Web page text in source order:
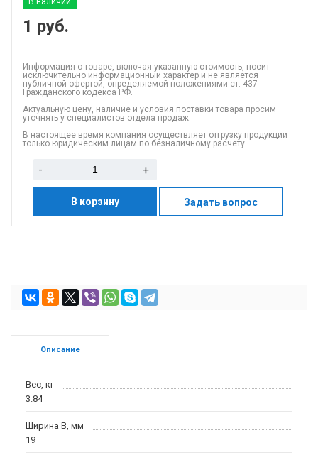
1 руб.
Информация о товаре, включая указанную стоимость, носит
исключительно информационный характер и не является
публичной офертой, определяемой положениями ст. 437
Гражданского кодекса РФ.
Актуальную цену, наличие и условия поставки товара просим
уточнять у специалистов отдела продаж.
В настоящее время компания осуществляет отгрузку продукции
только юридическим лицам по безналичному расчету.
- +
В корзину Задать вопрос
Описание
Вес, кг
3.84
Ширина B, мм
19